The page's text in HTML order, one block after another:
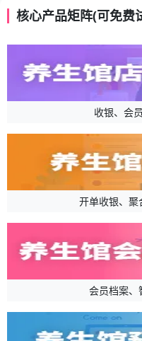
核心产品矩阵(可免费
收银、会
开单收银、聚
会员档案、